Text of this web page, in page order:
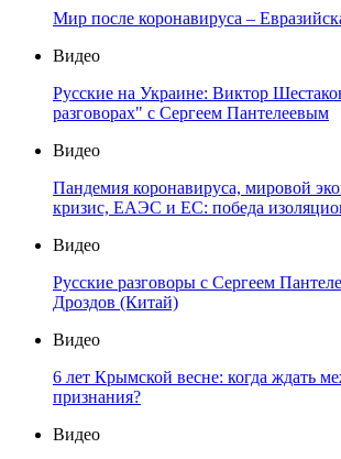
Мир после коронавируса –
Видео
Русские на Украине: Виктор
разговорах" с Сергеем Пантелеевым
Видео
Пандемия коронавируса, мировой
кризис, ЕАЭС и ЕС: победа
Видео
Русские разговоры с Сергеем
Дроздов (Китай)
Видео
6 лет Крымской весне: когда ждать
признания?
Видео